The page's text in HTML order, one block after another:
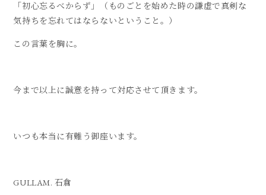
「初心忘るべからず」（ものごとを始めた時の謙虚で真剣な
気持ちを忘れてはならないということ。）
この言葉を胸に。
今まで以上に誠意を持って対応させて頂きます。
いつも本当に有難う御座います。
GULLAM. 石倉